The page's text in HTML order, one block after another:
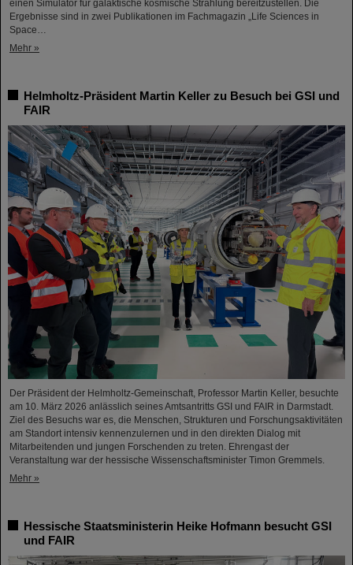
einen Simulator für galaktische kosmische Strahlung bereitzustellen. Die
Ergebnisse sind in zwei Publikationen im Fachmagazin „Life Sciences in
Space…
Mehr »
Helmholtz-Präsident Martin Keller zu Besuch bei GSI und
FAIR
Der Präsident der Helmholtz-Gemeinschaft, Professor Martin Keller, besuchte
am 10. März 2026 anlässlich seines Amtsantritts GSI und FAIR in Darmstadt.
Ziel des Besuchs war es, die Menschen, Strukturen und Forschungsaktivitäten
am Standort intensiv kennenzulernen und in den direkten Dialog mit
Mitarbeitenden und jungen Forschenden zu treten. Ehrengast der
Veranstaltung war der hessische Wissenschaftsminister Timon Gremmels.
Mehr »
Hessische Staatsministerin Heike Hofmann besucht GSI
und FAIR